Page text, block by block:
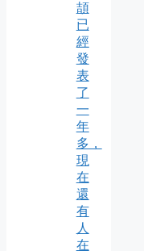
頡
已
經
發
表
了
一
年
多，
現
在
還
有
人
在